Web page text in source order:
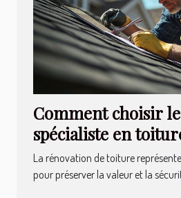
Comment choisir
spécialiste en
rénovation ?
La rénovation de toiture
pour préserver la valeur et la